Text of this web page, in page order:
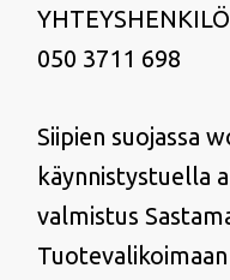
050 3711 698
Siipien suojassa
käynnistystuella
valmistus